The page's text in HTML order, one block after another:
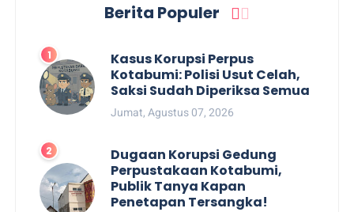
Berita Populer
Kasus Korupsi Perpus
Kotabumi: Polisi Usut Celah,
Saksi Sudah Diperiksa Semua
Jumat, Agustus 07, 2026
Dugaan Korupsi Gedung
Perpustakaan Kotabumi,
Publik Tanya Kapan
Penetapan Tersangka!